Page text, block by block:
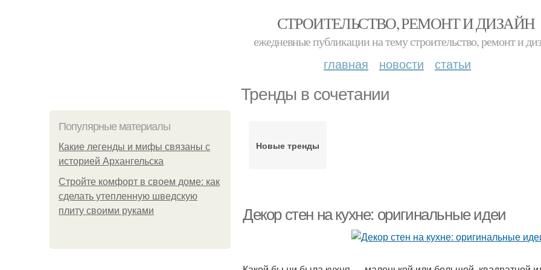
СТРОИТЕЛЬСТВО, РЕМОНТ И ДИЗАЙН
ежедневные публикации на тему строительство, ремонт и
главная новости статьи
Тренды в сочетании
Популярные материалы
Какие легенды и мифы связаны с
историей Архангельска
Стройте комфорт в своем доме: как
сделать утепленную шведскую
плиту своими руками
Новые тренды
Декор стен на кухне: оригинальные идеи